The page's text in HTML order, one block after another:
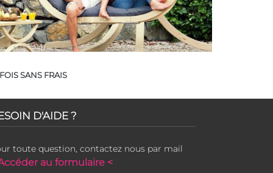
SANS FRAIS
D'AIDE ?
toute question, contactez nous par mail
au formulaire <